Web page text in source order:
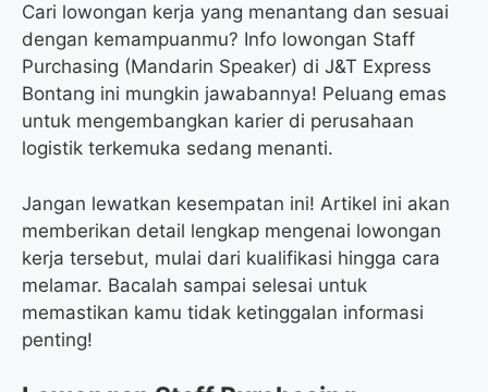
Cari lowongan kerja yang menantang dan sesuai
dengan kemampuanmu? Info lowongan Staff
Purchasing (Mandarin Speaker) di J&T Express
Bontang ini mungkin jawabannya! Peluang emas
untuk mengembangkan karier di perusahaan
logistik terkemuka sedang menanti.
Jangan lewatkan kesempatan ini! Artikel ini akan
memberikan detail lengkap mengenai lowongan
kerja tersebut, mulai dari kualifikasi hingga cara
melamar. Bacalah sampai selesai untuk
memastikan kamu tidak ketinggalan informasi
penting!